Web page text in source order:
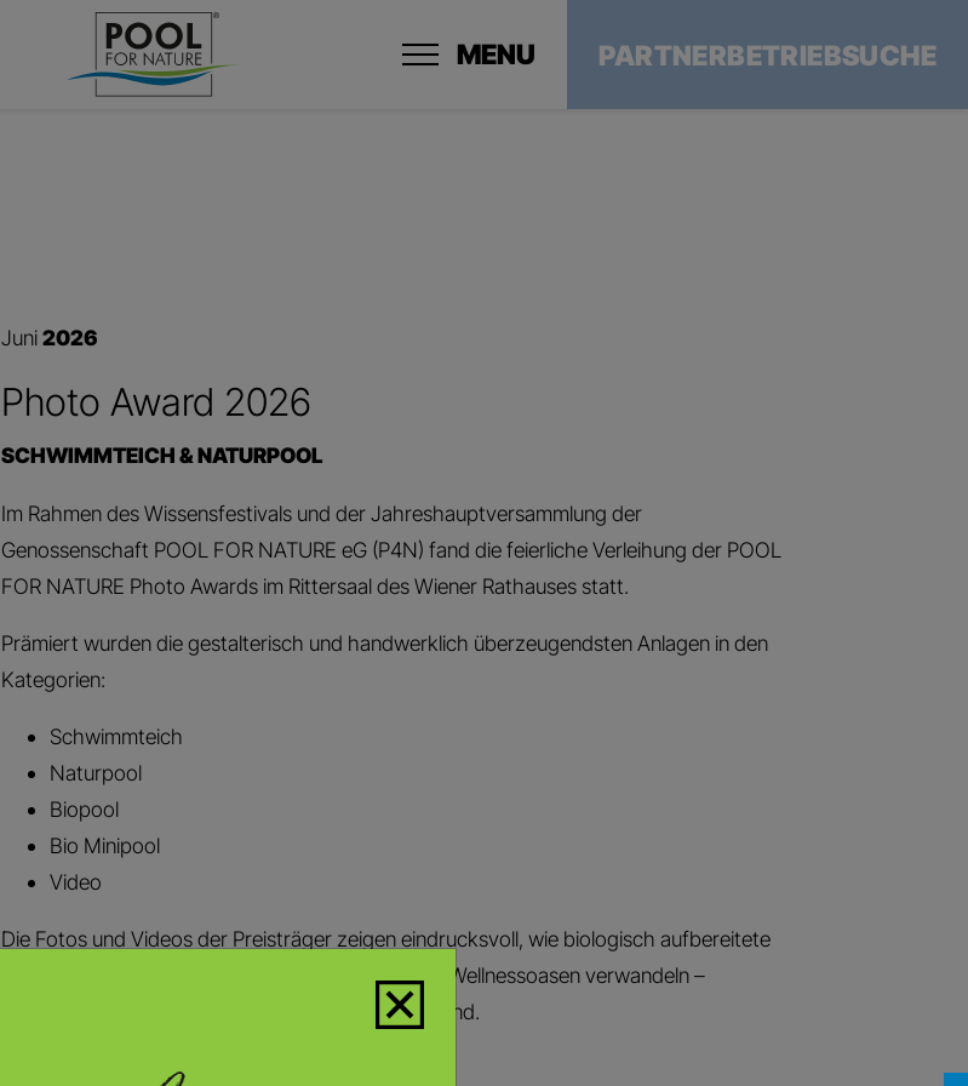
Juni2026
Photo Award 2026
SCHWIMMTEICH & NATURPOOL
Im Rahmen des Wissensfestivals und der Jahreshauptversammlung der
Genossenschaft POOL FOR NATURE eG (P4N) fand die feierliche Verleihung der POOL
FOR NATURE Photo Awards im Rittersaal des Wiener Rathauses statt.
Prämiert wurden die gestalterisch und handwerklich überzeugendsten Anlagen in den
Kategorien:
Schwimmteich
Naturpool
Biopool
Bio Minipool
Video
Die Fotos und Videos der Preisträger zeigen eindrucksvoll, wie biologisch aufbereitete
Wasseranlagen moderne Gärten in Wohlfühl- und Wellnessoasen verwandeln –
ökologisch durchdacht und ästhetisch überzeugend.
MENU PARTNERBETRIEBSUCHE